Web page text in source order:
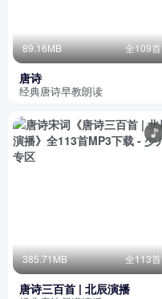
89.16MB 全109首
唐诗
经典唐诗早教朗读
385.71MB 全113首
唐诗三百首 | 北辰演播